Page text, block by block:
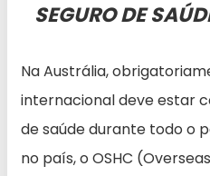
SEGURO DE
Na Austrália,
internacional deve estar
de saúde durante todo o
no país, o OSHC